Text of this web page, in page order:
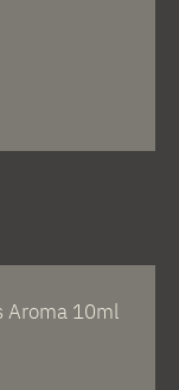
Aroma 10ml